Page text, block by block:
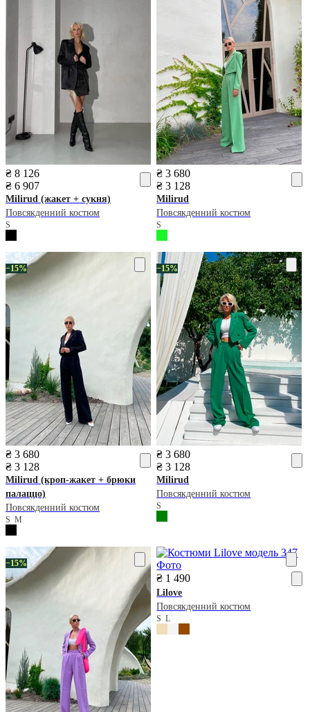
₴ 8 126
₴ 6 907
Milirud (жакет + сукня)
Повсякденний костюм
S
₴ 3 680
₴ 3 128
Milirud
Повсякденний костюм
S
−15%
₴ 3 680
₴ 3 128
Milirud (кроп-жакет + брюки
палаццо)
Повсякденний костюм
S M
−15%
₴ 3 680
₴ 3 128
Milirud
Повсякденний костюм
S
−15%
₴ 1 490
Lilove
Повсякденний костюм
SL